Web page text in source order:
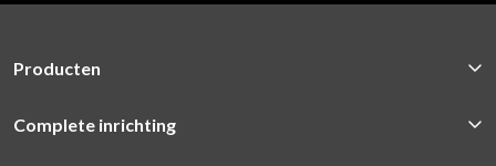
Producten
Complete inrichting